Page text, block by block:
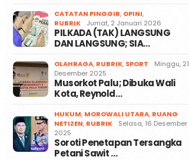
CATATAN PINGGIR, OPINI,
RUBRIK
Jumat, 2 Januari 2026
PILKADA (TAK) LANGSUNG
DAN LANGSUNG; SIA…
OLAHRAGA, RUBRIK, SPORT
Minggu, 21
Desember 2025
Musorkot Palu; Dibuka Wali
Kota, Reynold…
HUKUM, MOROWALI UTARA, RUANG
NETIZEN, RUBRIK
Selasa, 16 Desember
2025
Soroti Penetapan Tersangka
Petani Sawit …